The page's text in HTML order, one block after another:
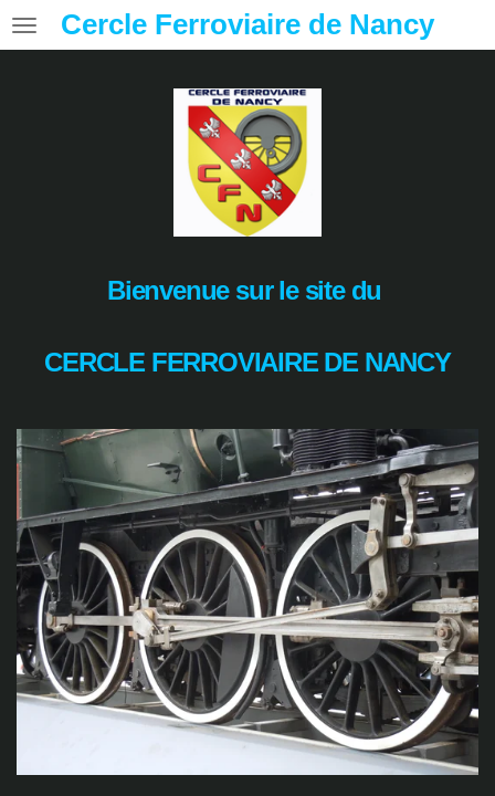
Passer
au
Cercle Ferroviaire de Nancy
Bienvenue sur le site du
CERCLE FERROVIAIRE DE NANCY